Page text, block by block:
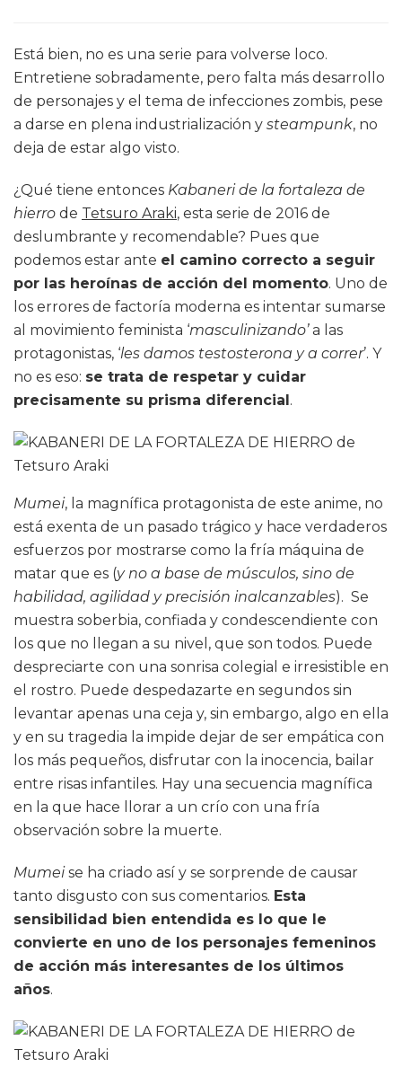
Está bien, no es una serie para volverse loco.
Entretiene sobradamente, pero falta más desarrollo
de personajes y el tema de infecciones zombis, pese
a darse en plena industrialización y steampunk, no
deja de estar algo visto.
¿Qué tiene entonces Kabaneri de la fortaleza de
hierro de Tetsuro Araki, esta serie de 2016 de
deslumbrante y recomendable? Pues que
podemos estar ante el camino correcto a seguir
por las heroínas de acción del momento. Uno de
los errores de factoría moderna es intentar sumarse
al movimiento feminista ‘masculinizando’a las
protagonistas, ‘les damos testosterona y a correr’. Y
no es eso: se trata de respetar y cuidar
precisamente su prisma diferencial.
Mumei, la magnífica protagonista de este anime, no
está exenta de un pasado trágico y hace verdaderos
esfuerzos por mostrarse como la fría máquina de
matar que es (y no a base de músculos, sino de
habilidad, agilidad y precisión inalcanzables). Se
muestra soberbia, confiada y condescendiente con
los que no llegan a su nivel, que son todos. Puede
despreciarte con una sonrisa colegial e irresistible en
el rostro. Puede despedazarte en segundos sin
levantar apenas una ceja y, sin embargo, algo en ella
y en su tragedia la impide dejar de ser empática con
los más pequeños, disfrutar con la inocencia, bailar
entre risas infantiles. Hay una secuencia magnífica
en la que hace llorar a un crío con una fría
observación sobre la muerte.
Mumeise ha criado así y se sorprende de causar
tanto disgusto con sus comentarios. Esta
sensibilidad bien entendida es lo que le
convierte en uno de los personajes femeninos
de acción más interesantes de los últimos
años.